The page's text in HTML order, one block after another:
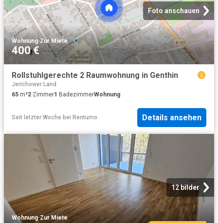
Foto anschauen
Wohnung·Zur Miete
400 €
Rollstuhlgerechte 2 Raumwohnung in Genthin
Jerichower Land
65 m²2 Zimmer1 BadezimmerWohnung
Seit letzter Woche bei Rentumo Details ansehen
12 bilder
Wohnung·Zur Miete